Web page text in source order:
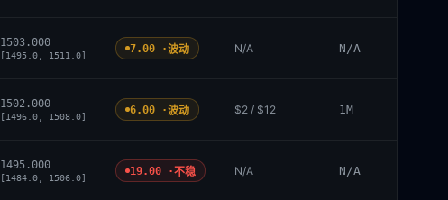
1503.000
[1495.0, 1511.0]
7.00 ·波动 N/A N/A
1502.000
[1496.0, 1508.0]
6.00 ·波动 $2 / $12 1M
1495.000
[1484.0, 1506.0]
19.00 ·不稳 N/A N/A